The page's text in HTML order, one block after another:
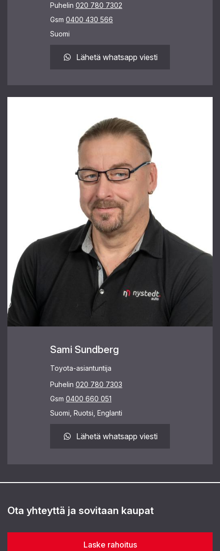
Puhelin 020 780 7302
Gsm 0400 430 566
Suomi
Lähetä whatsapp viesti
Sami Sundberg
Toyota-asiantuntija
Puhelin 020 780 7303
Gsm 0400 660 051
Suomi, Ruotsi, Englanti
Lähetä whatsapp viesti
Ota yhteyttä ja sovitaan kaupat
Laske rahoitus